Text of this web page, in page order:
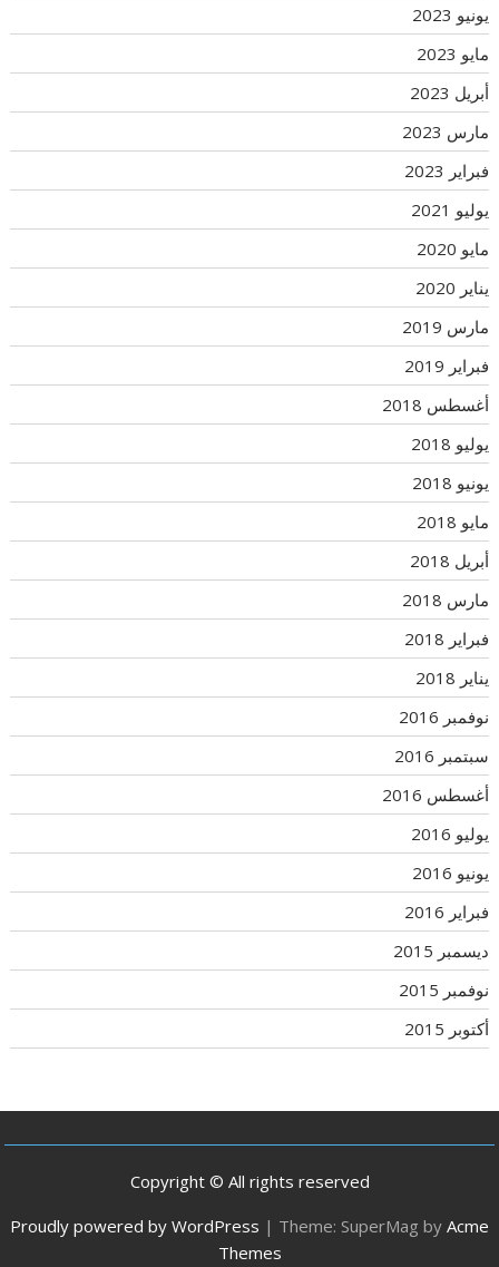
يونيو 2023
مايو 2023
أبريل 2023
مارس 2023
فبراير 2023
يوليو 2021
مايو 2020
يناير 2020
مارس 2019
فبراير 2019
أغسطس 2018
يوليو 2018
يونيو 2018
مايو 2018
أبريل 2018
مارس 2018
فبراير 2018
يناير 2018
نوفمبر 2016
سبتمبر 2016
أغسطس 2016
يوليو 2016
يونيو 2016
فبراير 2016
ديسمبر 2015
نوفمبر 2015
أكتوبر 2015
Copyright © All rights reserved
Proudly powered by WordPress | Theme: SuperMag by Acme
Themes